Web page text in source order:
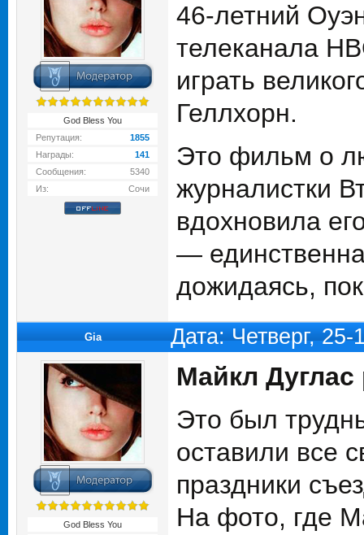
God Bless You
Репутация:
1855
Награды:
141
Сообщения:
5340
Из:
Сочи
46-летний
телеканала
играть
Геллхорн.
Это фильм о
журналистки
вдохновила
—
дожидаясь,
Gia Дата: Четверг,
God Bless You
Майкл
Это был
оставили все
праздники
На фото, где